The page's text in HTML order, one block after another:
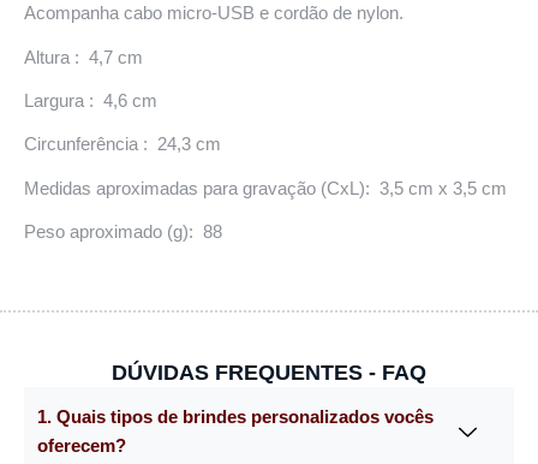
Acompanha cabo micro-USB e cordão de nylon.
Altura : 4,7 cm
Largura : 4,6 cm
Circunferência : 24,3 cm
Medidas aproximadas para gravação (CxL): 3,5 cm x 3,5 cm
Peso aproximado (g): 88
DÚVIDAS FREQUENTES - FAQ
1. Quais tipos de brindes personalizados vocês
oferecem?